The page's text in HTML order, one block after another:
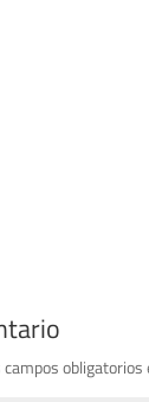
campos